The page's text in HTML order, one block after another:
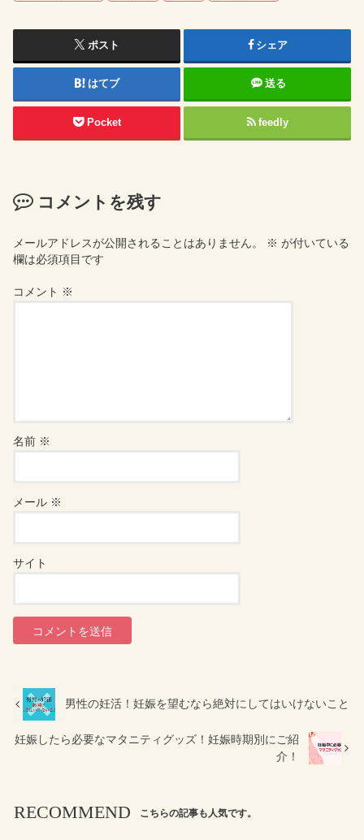
ポスト シェア
はてブ 送る
Pocket feedly
コメントを残す
メールアドレスが公開されることはありません。 ※ が付いている
欄は必須項目です
コメント ※
名前 ※
メール ※
サイト
男性の妊活！妊娠を望むなら絶対にしてはいけないこと
妊娠したら必要なマタニティグッズ！妊娠時期別にご紹
介！
RECOMMEND こちらの記事も人気です。